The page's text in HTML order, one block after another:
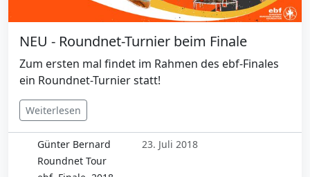
NEU - Roundnet-Turnier beim Finale
Zum ersten mal findet im Rahmen des ebf-Finales
ein Roundnet-Turnier statt!
Weiterlesen
Günter Bernard
23. Juli 2018
Roundnet Tour